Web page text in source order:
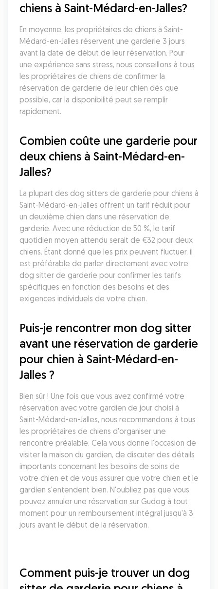
chiens à Saint-Médard-en-Jalles?
En moyenne, les propriétaires de chiens à Saint-
Médard-en-Jalles réservent une garderie 3 jours
avant la date de début de leur réservation. Pour
une expérience sans stress, nous conseillons à tous
les propriétaires de chiens de confirmer la
réservation de garderie de leur chien dès que
possible, car la disponibilité peut se remplir
rapidement.
Combien coûte une garderie pour
deux chiens à Saint-Médard-en-
Jalles?
La plupart des dog sitters de garderie pour chiens à
Saint-Médard-en-Jalles offrent un tarif réduit pour
un deuxième chien dans une réservation de
garderie. Avec une réduction de 50 %, le tarif
quotidien moyen attendu serait de €32 pour deux
chiens. Étant donné que les prix peuvent fluctuer, il
est préférable de parler directement avec votre
dog sitter de garderie pour confirmer les tarifs
spécifiques en fonction des besoins et des
exigences individuels de votre chien.
Puis-je rencontrer mon dog sitter
avant une réservation de garderie
pour chien à Saint-Médard-en-
Jalles ?
Bien sûr ! Une fois que vous avez confirmé votre
réservation avec votre gardien de jour choisi à
Saint-Médard-en-Jalles, nous recommandons à tous
les propriétaires de chiens d'organiser une
rencontre préalable. Cela vous donne l'occasion de
visiter la maison du gardien, de discuter des détails
importants concernant les besoins de soins de
votre chien et de vous assurer que votre chien et le
gardien s'entendent bien. N'oubliez pas que vous
pouvez annuler une réservation sur Gudog à tout
moment pour un remboursement intégral jusqu'à 3
jours avant le début de la réservation.
Comment puis-je trouver un dog